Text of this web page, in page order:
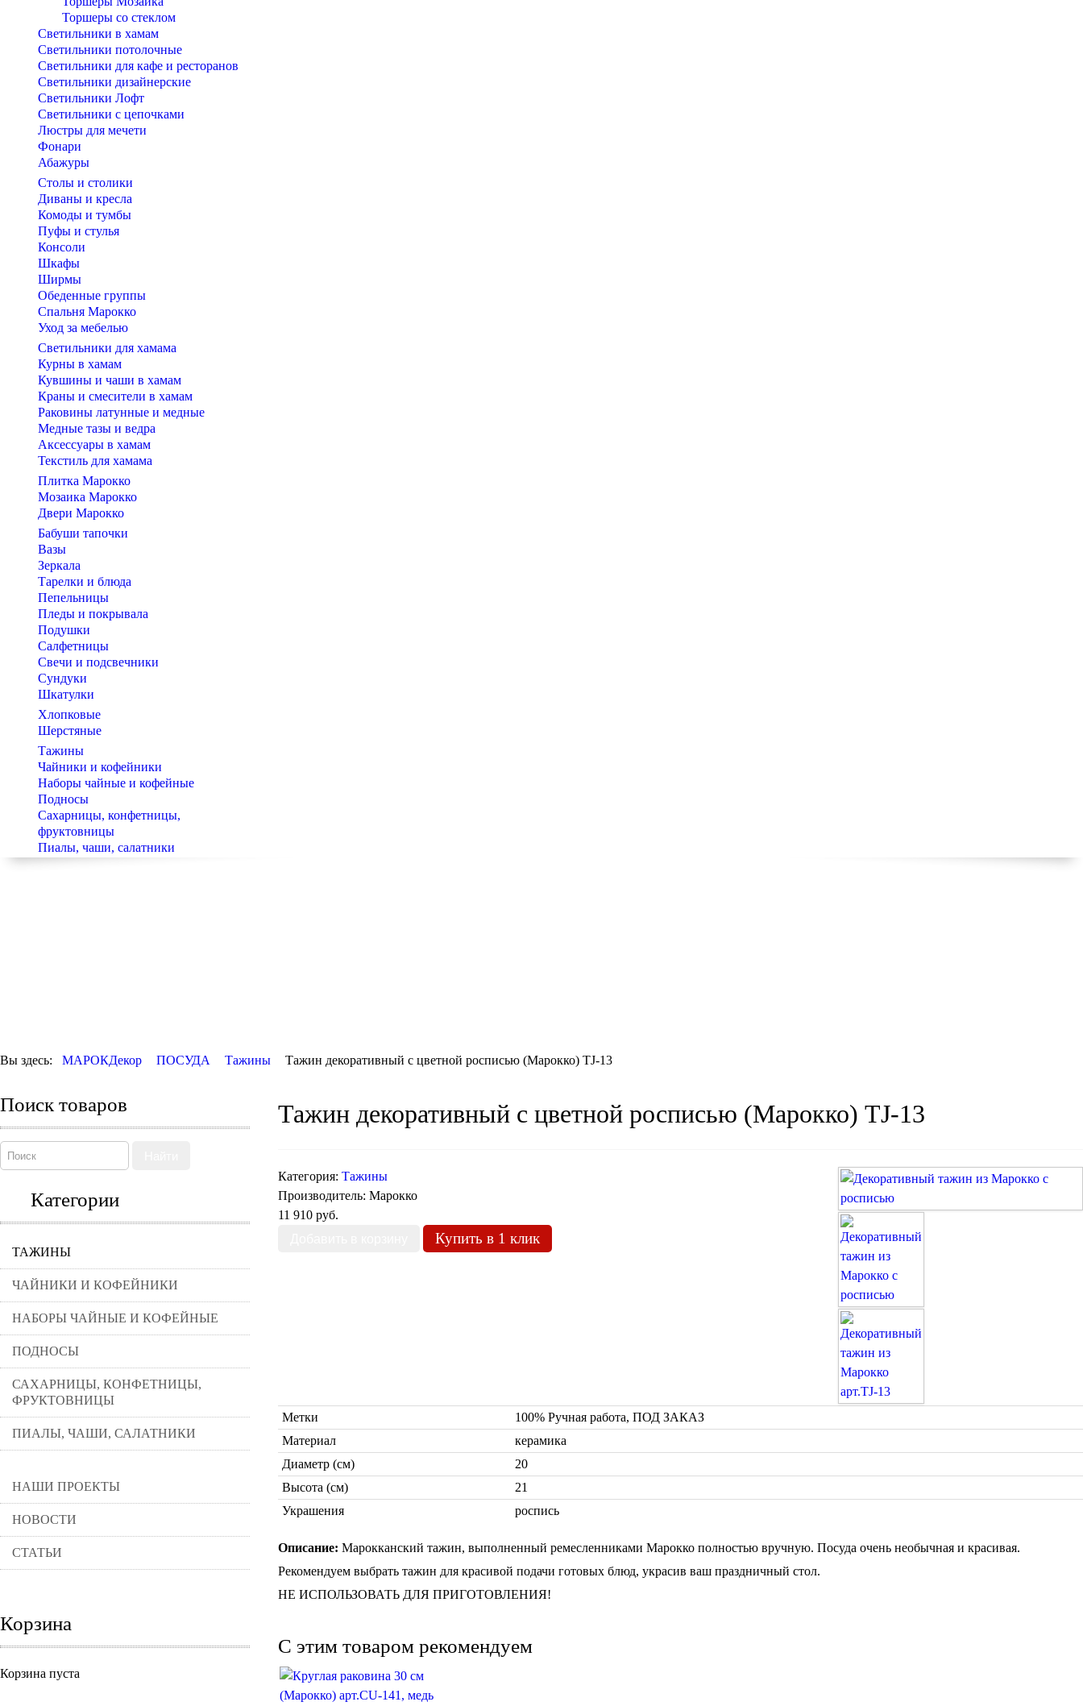
Торшеры со стеклом
Светильники в хамам
Светильники потолочные
Светильники для кафе и ресторанов
Светильники дизайнерские
Светильники Лофт
Светильники с цепочками
Люстры для мечети
Фонари
Абажуры
Столы и столики
Диваны и кресла
Комоды и тумбы
Пуфы и стулья
Консоли
Шкафы
Ширмы
Обеденные группы
Спальня Марокко
Уход за мебелью
Светильники для хамама
Курны в хамам
Кувшины и чаши в хамам
Краны и смесители в хамам
Раковины латунные и медные
Медные тазы и ведра
Аксессуары в хамам
Текстиль для хамама
Плитка Марокко
Мозаика Марокко
Двери Марокко
Бабуши тапочки
Вазы
Зеркала
Тарелки и блюда
Пепельницы
Пледы и покрывала
Подушки
Салфетницы
Свечи и подсвечники
Сундуки
Шкатулки
Хлопковые
Шерстяные
Тажины
Чайники и кофейники
Наборы чайные и кофейные
Подносы
Сахарницы, конфетницы,
фруктовницы
Пиалы, чаши, салатники
Вы здесь: МАРОКДекор ПОСУДА Тажины Тажин декоративный с цветной росписью (Марокко) TJ-13
Тажин декоративный с цветной росписью (Марокко) TJ-13
Категория: Тажины
Производитель: Марокко
11 910 руб.
Купить в 1 клик
Метки
100% Ручная работа, ПОД ЗАКАЗ
Материал
керамика
Диаметр (см)
20
Высота (см)
21
Украшения
роспись
Описание: Марокканский тажин, выполненный ремесленниками Марокко полностью вручную. Посуда очень необычная и красивая.
Рекомендуем выбрать тажин для красивой подачи готовых блюд, украсив ваш праздничный стол.
НЕ ИСПОЛЬЗОВАТЬ ДЛЯ ПРИГОТОВЛЕНИЯ!
C этим товаром рекомендуем
Поиск товаров
Категории
ТАЖИНЫ
ЧАЙНИКИ И КОФЕЙНИКИ
НАБОРЫ ЧАЙНЫЕ И КОФЕЙНЫЕ
ПОДНОСЫ
САХАРНИЦЫ, КОНФЕТНИЦЫ,
ФРУКТОВНИЦЫ
ПИАЛЫ, ЧАШИ, САЛАТНИКИ
НАШИ ПРОЕКТЫ
НОВОСТИ
СТАТЬИ
Корзина
Корзина пуста